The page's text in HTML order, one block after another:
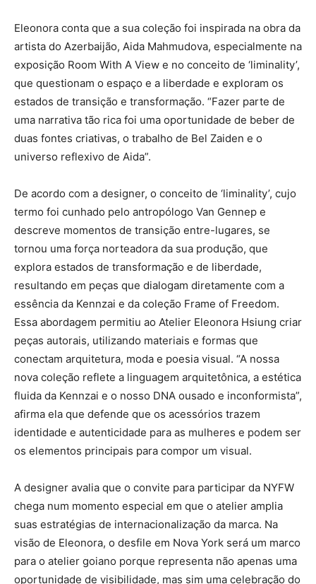
Eleonora conta que a sua coleção foi inspirada na obra da
artista do Azerbaijão, Aida Mahmudova, especialmente na
exposição Room With A View e no conceito de ‘liminality’,
que questionam o espaço e a liberdade e exploram os
estados de transição e transformação. “Fazer parte de
uma narrativa tão rica foi uma oportunidade de beber de
duas fontes criativas, o trabalho de Bel Zaiden e o
universo reflexivo de Aida”.
De acordo com a designer, o conceito de ‘liminality’, cujo
termo foi cunhado pelo antropólogo Van Gennep e
descreve momentos de transição entre-lugares, se
tornou uma força norteadora da sua produção, que
explora estados de transformação e de liberdade,
resultando em peças que dialogam diretamente com a
essência da Kennzai e da coleção Frame of Freedom.
Essa abordagem permitiu ao Atelier Eleonora Hsiung criar
peças autorais, utilizando materiais e formas que
conectam arquitetura, moda e poesia visual. “A nossa
nova coleção reflete a linguagem arquitetônica, a estética
fluida da Kennzai e o nosso DNA ousado e inconformista”,
afirma ela que defende que os acessórios trazem
identidade e autenticidade para as mulheres e podem ser
os elementos principais para compor um visual.
A designer avalia que o convite para participar da NYFW
chega num momento especial em que o atelier amplia
suas estratégias de internacionalização da marca. Na
visão de Eleonora, o desfile em Nova York será um marco
para o atelier goiano porque representa não apenas uma
oportunidade de visibilidade, mas sim uma celebração do